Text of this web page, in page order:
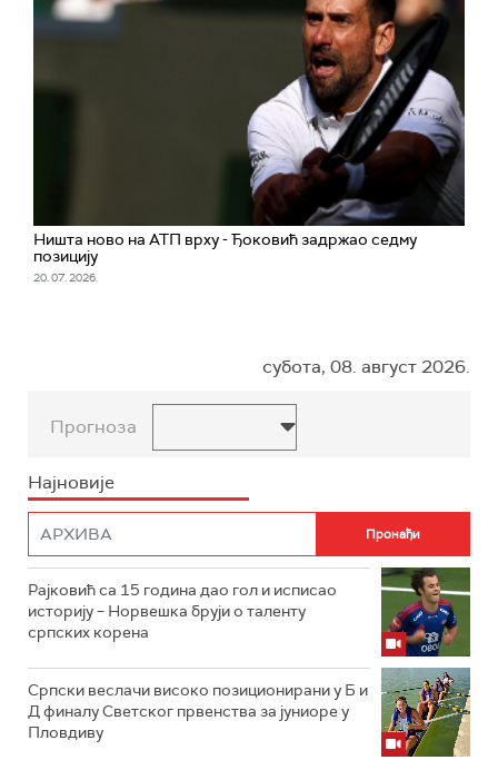
Ништа ново на АТП врху - Ђоковић задржао седму
позицију
20. 07. 2026.
субота, 08. август 2026.
Прогноза
Најновије
Рајковић са 15 година дао гол и исписао
историју – Норвешка бруји о таленту
српских корена
Српски веслачи високо позиционирани у Б и
Д финалу Светског првенства за јуниоре у
Пловдиву